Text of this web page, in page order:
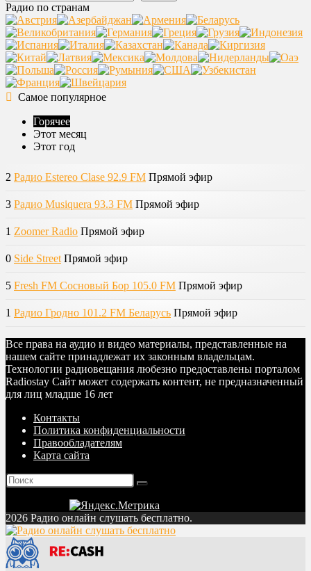
Радио по странам
Самое популярное
Горячее
Этот месяц
Этот год
2 Радио Estereo Clase 92.9 FM Прямой эфир
3 Радио Musiquera 93.3 FM Прямой эфир
1 Zoomer Radio Прямой эфир
0 Side Street Прямой эфир
5 Fresh FM Сосновый Бор 105.0 FM Прямой эфир
1 Радио Гродно 101.2 FM Беларусь Прямой эфир
Все права на аудио и видео материалы, представленные на
нашем сайте принадлежат их законным владельцам.
Технологии радиовещания любезно предоставлены порталом
Radiostay Сайт может содержать контент, не предназначенный
для лиц младше 16 лет
Контакты
Политика конфиденциальности
Правообладателям
Карта сайта
2026 Радио онлайн слушать бесплатно.